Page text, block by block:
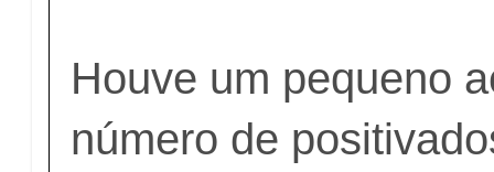
Houve um pequeno
número de